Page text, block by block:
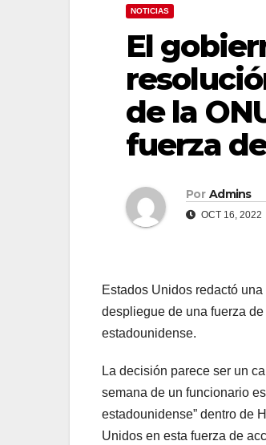
NOTICIAS
El
de la
fuerza
Por Admins
OCT 16, 2022
Estados Unidos redactó
despliegue de una fuerza
estadounidense.
La decisión parece ser un
semana de un funcionario
estadounidense” dentro de
Unidos en esta fuerza de